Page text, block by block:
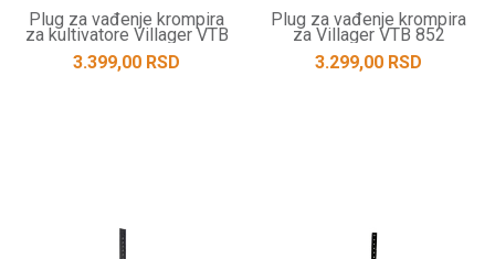
Plug za vađenje krompira
za kultivatore Villager VTB
8511 B / VTB 8511 V
3.399,00 RSD
Plug za vađenje krompira
za Villager VTB 852
3.299,00 RSD